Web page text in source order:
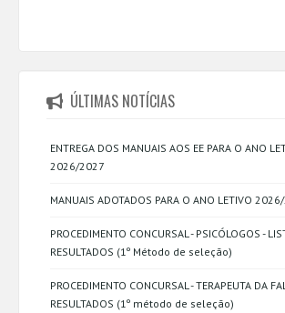
ÚLTIMAS NOTÍCIAS
ENTREGA DOS MANUAIS AOS EE PARA O ANO
2026/2027
MANUAIS ADOTADOS PARA O ANO LETIVO
PROCEDIMENTO CONCURSAL - PSICÓLOGOS -
RESULTADOS (1º Método de seleção)
PROCEDIMENTO CONCURSAL - TERAPEUTA DA
RESULTADOS (1º método de seleção)